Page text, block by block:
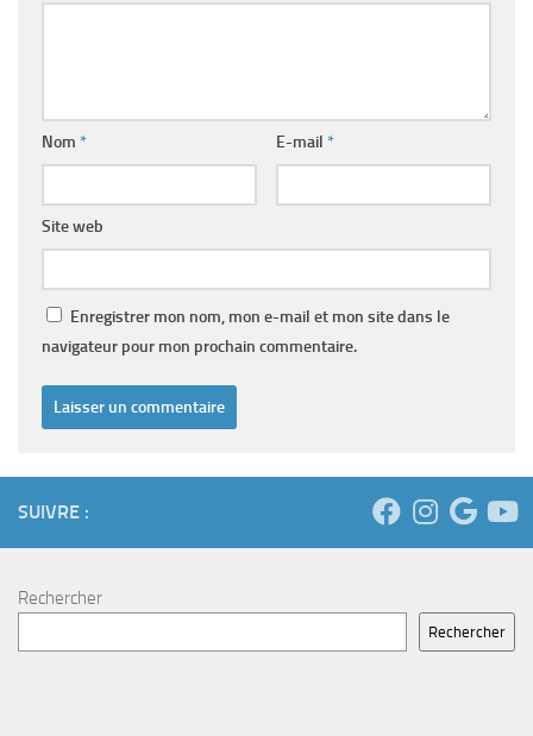
Nom * E-mail *
Site web
Enregistrer mon nom, mon e-mail et mon site dans le
navigateur pour mon prochain commentaire.
SUIVRE :
Rechercher
Rechercher